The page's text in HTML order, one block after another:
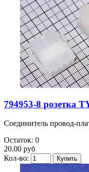
794953-8 розетка
Соединитель провод-
Остаток: 0
20.00 руб
Кол-во: